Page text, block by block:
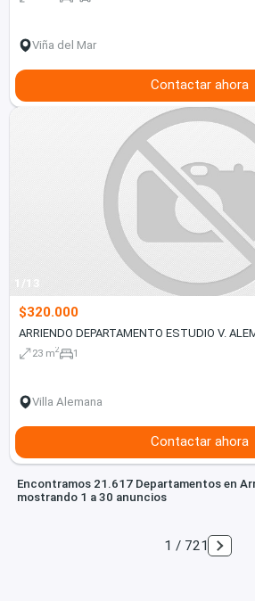
Viña del Mar
Contactar ahora
1/13
$320.000
ARRIENDO DEPARTAMENTO ESTUDIO V.
23 m2 1
Villa Alemana
Contactar ahora
Encontramos 21.617 Departamentos en
mostrando 1 a 30 anuncios
1 / 721